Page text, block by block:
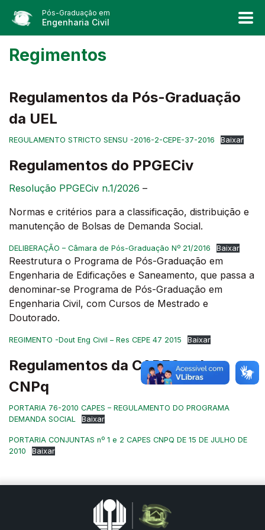
Pós-Graduação em
Engenharia Civil
Regimentos
Regulamentos da Pós-Graduação
da UEL
REGULAMENTO STRICTO SENSU -2016-2-CEPE-37-2016 Baixar
Regulamentos do PPGECiv
Resolução PPGECiv n.1/2026 –
Normas e critérios para a classificação, distribuição e
manutenção de Bolsas de Demanda Social.
DELIBERAÇÃO – Câmara de Pós-Graduação Nº 21/2016 Baixar
Reestrutura o Programa de Pós-Graduação em
Engenharia de Edificações e Saneamento, que passa a
denominar-se Programa de Pós-Graduação em
Engenharia Civil, com Cursos de Mestrado e
Doutorado.
REGIMENTO -Dout Eng Civil – Res CEPE 47 2015 Baixar
Regulamentos da CAPES e do
CNPq
PORTARIA 76-2010 CAPES – REGULAMENTO DO PROGRAMA
DEMANDA SOCIAL
Baixar
PORTARIA CONJUNTAS nº 1 e 2 CAPES CNPQ DE 15 DE JULHO DE
2010
Baixar